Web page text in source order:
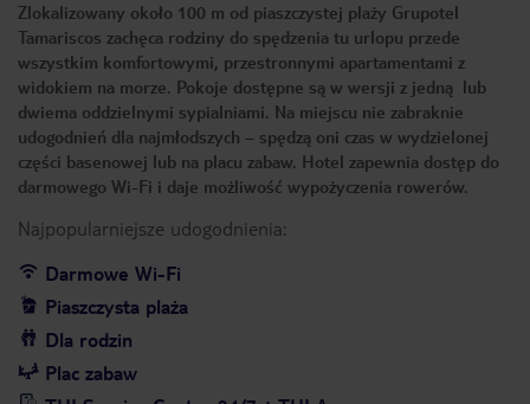
Zlokalizowany około 100 m od piaszczystej plaży Grupotel
Tamariscos zachęca rodziny do spędzenia tu urlopu przede
wszystkim komfortowymi, przestronnymi apartamentami z
widokiem na morze. Pokoje dostępne są w wersji z jedną lub
dwiema oddzielnymi sypialniami. Na miejscu nie zabraknie
udogodnień dla najmłodszych – spędzą oni czas w wydzielonej
części basenowej lub na placu zabaw. Hotel zapewnia dostęp do
darmowego Wi-Fi i daje możliwość wypożyczenia rowerów.
Najpopularniejsze udogodnienia:
Darmowe Wi-Fi
Piaszczysta plaża
Dla rodzin
Plac zabaw